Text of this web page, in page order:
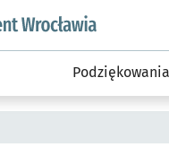
podserwis:
Podziękowania